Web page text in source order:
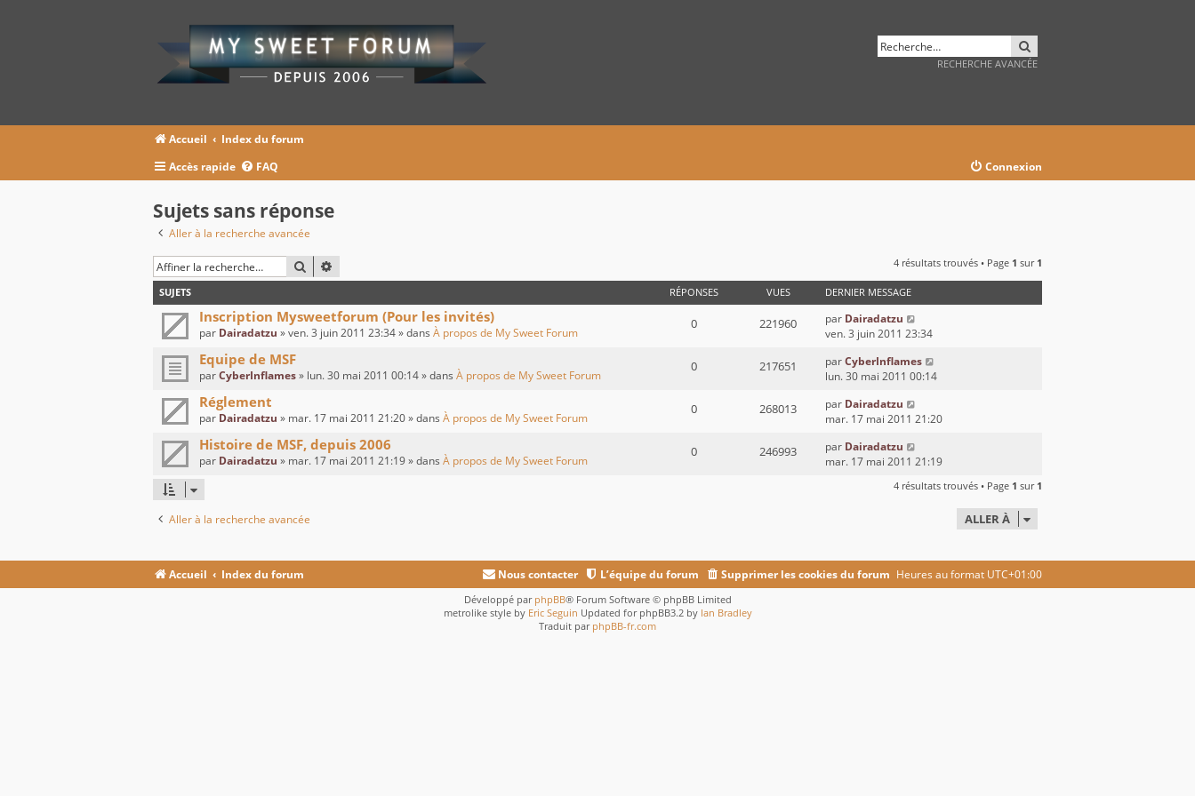
RECHERCHE AVANCÉE
Accueil
Index du forum
Accès rapide
FAQ Connexion
Sujets sans réponse
Aller à la recherche avancée
RECHERCHER 4 résultats trouvés • Page 1 sur 1
SUJETS RÉPONSES VUES DERNIER MESSAGE
Inscription Mysweetforum (Pour les invités)
par Dairadatzu » ven. 3 juin 2011 23:34 » dans À propos de My Sweet Forum
0 221960 par Dairadatzu
ven. 3 juin 2011 23:34
Equipe de MSF
parCyberInflames» lun. 30 mai 2011 00:14 » dans À propos de My Sweet Forum
0 217651 parCyberInflames
lun. 30 mai 2011 00:14
Réglement
par Dairadatzu » mar. 17 mai 2011 21:20 » dans À propos de My Sweet Forum
0 268013 par Dairadatzu
mar. 17 mai 2011 21:20
Histoire de MSF, depuis 2006
par Dairadatzu » mar. 17 mai 2011 21:19 » dans À propos de My Sweet Forum
0 246993 par Dairadatzu
mar. 17 mai 2011 21:19
4 résultats trouvés • Page 1 sur 1
Aller à la recherche avancée ALLER À
Accueil Index du forum Heures au format UTC+01:00
Supprimer les cookies du forum
L’équipe du forum
Nous contacter
Développé par phpBB® Forum Software © phpBB Limited
metrolike style by Eric Seguin Updated for phpBB3.2 by Ian Bradley
Traduit par phpBB-fr.com